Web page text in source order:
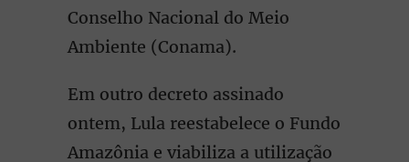
Conselho Nacional do Meio
Ambiente (Conama).
Em outro decreto assinado
ontem, Lula reestabelece o Fundo
Amazônia e viabiliza a utilização